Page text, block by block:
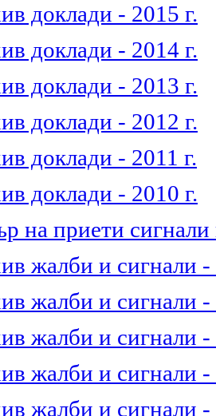
доклади - 2015 г.
доклади - 2014 г.
доклади - 2013 г.
доклади - 2012 г.
доклади - 2011 г.
доклади - 2010 г.
на приети
жалби и сигнали -
жалби и сигнали -
жалби и сигнали -
жалби и сигнали -
жалби и сигнали -